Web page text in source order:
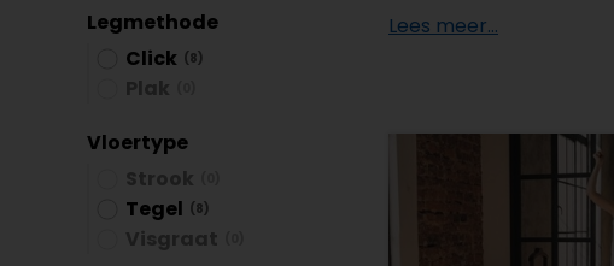
Traprenovatie
Legmethode
Click (8)
Vloertype
Tegel (8)
Lees meer...